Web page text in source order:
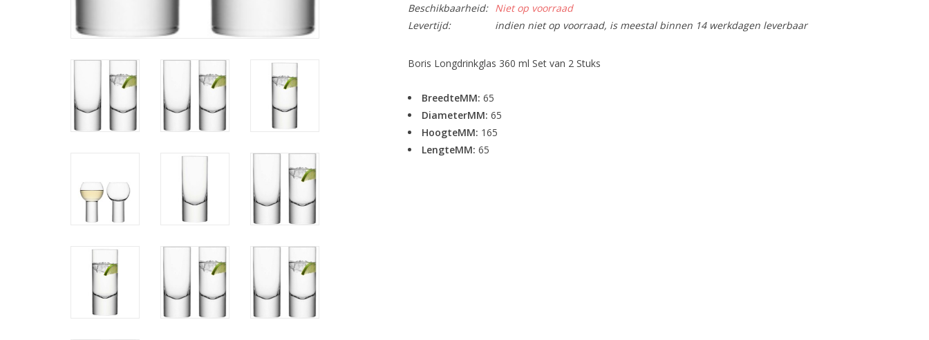
Beschikbaarheid:
Niet op voorraad
Levertijd:
indien niet op voorraad, is meestal binnen 14 werkdagen leverbaar
Boris Longdrinkglas 360 ml Set van 2 Stuks
BreedteMM: 65
DiameterMM: 65
HoogteMM: 165
LengteMM: 65